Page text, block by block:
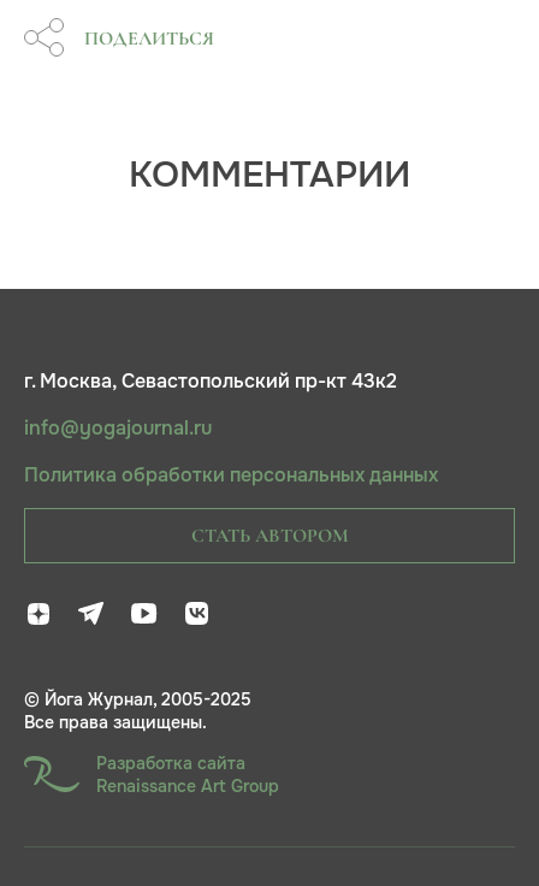
ПОДЕЛИТЬСЯ
КОММЕНТАРИИ
г. Москва, Севастопольский пр-кт 43к2
info@yogajournal.ru
Политика обработки персональных данных
СТАТЬ АВТОРОМ
© Йога Журнал, 2005-2025
Все права защищены.
Разработка сайта
Renaissance Art Group